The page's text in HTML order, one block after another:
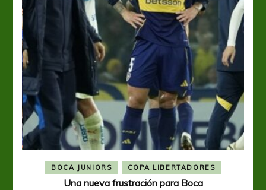
BOCA JUNIORS COPA LIBERTADORES
Una nueva frustración para Boca